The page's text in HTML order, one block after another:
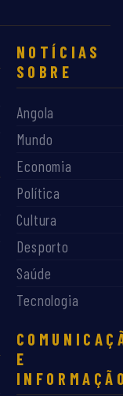
NOTÍCIAS
SOBRE
Angola
Mundo
Economia
Política
Cultura
Desporto
Saúde
Tecnologia
E